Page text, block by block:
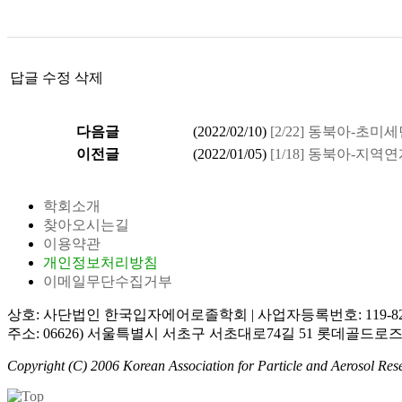
답글 수정 삭제
다음글 (2022/02/10) [2/22] 동북아-초미
이전글
(2022/01/05) [1/18] 동북아-지역
학회소개
찾아오시는길
이용약관
개인정보처리방침
이메일무단수집거부
상호: 사단법인 한국입자에어로졸학회 | 사업자등록번호: 119-
주소: 06626) 서울특별시 서초구 서초대로74길 51 롯데골드로
Copyright (C) 2006 Korean Association for Particle and Aerosol